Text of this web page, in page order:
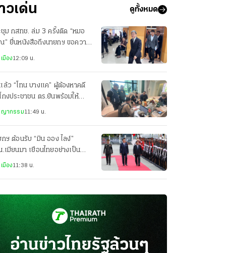
วเด่น ดูทั้งหมด
ชุม กสทช. ล่ม 3 ครั้งติด “หมอ
” ยื่นหนังสือถึงนายกฯ ขอความ
รรม
มือง12:09 น.
ล้ว “โทน บางแค” ผู้ต้องหาคดี
กงประชาชน ตร.ยันพร้อมให้
ญากรรม11:49 น.
กฯ ต้อนรับ “มิน ออง ไลง์”
.เมียนมา เยือนไทยอย่างเป็น
การ พร้อมเดินตรวจแถวกอง
มือง11:38 น.